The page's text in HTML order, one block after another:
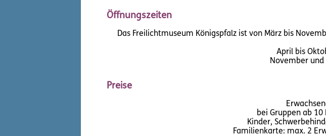
Öffnungszeiten
Das Freilichtmuseum Königspfalz ist von März bis
April bis
November und
Preise
bei Gruppen ab 10
Kinder,
Familienkarte: max. 2